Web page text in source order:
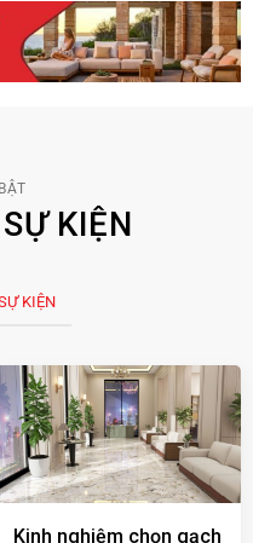
KIỆN
KIỆN
Kinh nghiệm chọn gạch